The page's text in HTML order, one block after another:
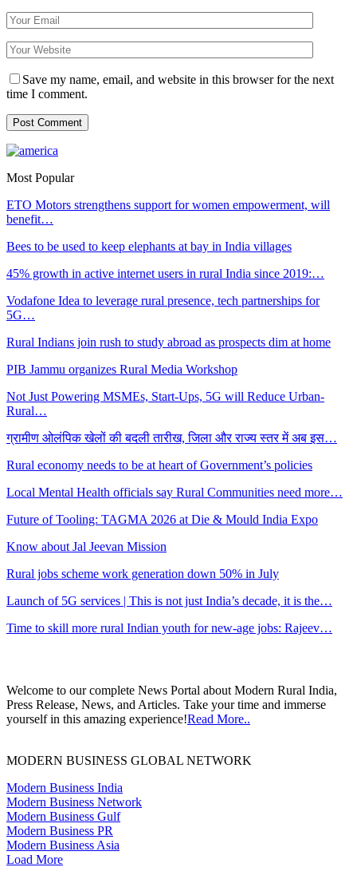
Save my name, email, and website in this browser for the next
time I comment.
Most Popular
ETO Motors strengthens support for women empowerment, will
benefit…
Bees to be used to keep elephants at bay in India villages
45% growth in active internet users in rural India since 2019:…
Vodafone Idea to leverage rural presence, tech partnerships for
5G…
Rural Indians join rush to study abroad as prospects dim at home
PIB Jammu organizes Rural Media Workshop
Not Just Powering MSMEs, Start-Ups, 5G will Reduce Urban-
Rural…
ग्रामीण ओलंपिक खेलों की बदली तारीख, जिला और राज्य स्तर में अब इस…
Rural economy needs to be at heart of Government’s policies
Local Mental Health officials say Rural Communities need more…
Future of Tooling: TAGMA 2026 at Die & Mould India Expo
Know about Jal Jeevan Mission
Rural jobs scheme work generation down 50% in July
Launch of 5G services | This is not just India’s decade, it is the…
Time to skill more rural Indian youth for new-age jobs: Rajeev…
Welcome to our complete News Portal about Modern Rural India,
Press Release, News, and Articles. Take your time and immerse
yourself in this amazing experience!Read More..
MODERN BUSINESS GLOBAL NETWORK
Modern Business India
Modern Business Network
Modern Business Gulf
Modern Business PR
Modern Business Asia
Load More